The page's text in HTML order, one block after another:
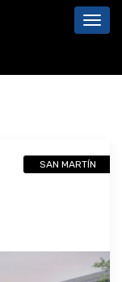
SAN MARTÍN